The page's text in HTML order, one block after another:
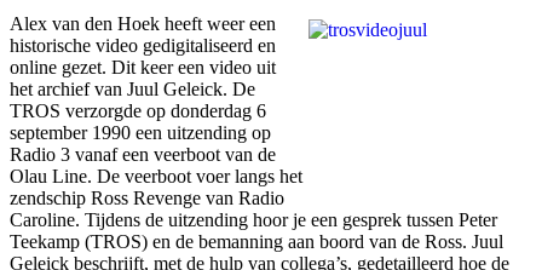
Alex van den Hoek heeft weer een
historische video gedigitaliseerd en
online gezet. Dit keer een video uit
het archief van Juul Geleick. De
TROS verzorgde op donderdag 6
september 1990 een uitzending op
Radio 3 vanaf een veerboot van de
Olau Line. De veerboot voer langs het
zendschip Ross Revenge van Radio
Caroline. Tijdens de uitzending hoor je een gesprek tussen Peter
Teekamp (TROS) en de bemanning aan boord van de Ross. Juul
Geleick beschrijft, met de hulp van collega’s, gedetailleerd hoe de